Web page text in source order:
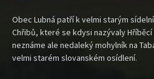
Obec Lubná patří k velmi starým
Chřibů, které se kdysi nazývaly
neznáme ale nedaleký mohylník na
velmi starém slovanském osídlení.